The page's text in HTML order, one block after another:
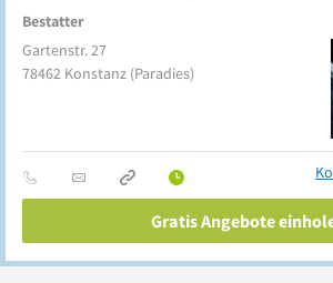
Bestatter
Gartenstr. 27
78462 Konstanz (Paradies)
Gratis Angebote